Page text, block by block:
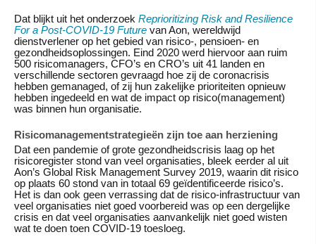
Dat blijkt uit het onderzoek Reprioritizing Risk and Resilience
For a Post-COVID-19 Future van Aon, wereldwijd
dienstverlener op het gebied van risico-, pensioen- en
gezondheidsoplossingen. Eind 2020 werd hiervoor aan ruim
500 risicomanagers, CFO’s en CRO’s uit 41 landen en
verschillende sectoren gevraagd hoe zij de coronacrisis
hebben gemanaged, of zij hun zakelijke prioriteiten opnieuw
hebben ingedeeld en wat de impact op risico(management)
was binnen hun organisatie.
Risicomanagementstrategieën zijn toe aan herziening
Dat een pandemie of grote gezondheidscrisis laag op het
risicoregister stond van veel organisaties, bleek eerder al uit
Aon’s Global Risk Management Survey 2019, waarin dit risico
op plaats 60 stond van in totaal 69 geïdentificeerde risico’s.
Het is dan ook geen verrassing dat de risico-infrastructuur van
veel organisaties niet goed voorbereid was op een dergelijke
crisis en dat veel organisaties aanvankelijk niet goed wisten
wat te doen toen COVID-19 toesloeg.